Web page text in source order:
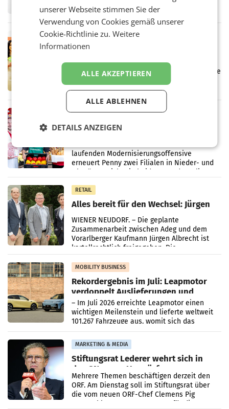
Frühjahr dank Kostensenkungen operativ
wieder Gewinn gemacht und die
Markterwartung deutlich übertroffen.
RETAIL
Eine Bühne für Zirkularität: ARA und
Kreislauffähigkeit
Über den gesamten August hinweg rücken die
Altstoff Recycling Austria AG (ARA) und der
Handelskonzern Müller die Initiative
„Kreislauf-Helden“ in allen österreichischen
RETAIL
Penny modernisiert zwei Filialen in
laufenden Modernisierungsoffensive
erneuert Penny zwei Filialen in Nieder- und
Oberösterreich. Die beiden Standorte liegen
RETAIL
Alles bereit für den Wechsel: Jürgen
Albrecht setzt ab 1.1.2027 auf Adeg
WIENER NEUDORF. – Die geplante
Zusammenarbeit zwischen Adeg und dem
Vorarlberger Kaufmann Jürgen Albrecht ist
kartellrechtlich freigegeben: Die
Bundeswettbewerbsbehörde und der
Bundeskartellanwalt
MOBILITY BUSINESS
Rekordergebnis im Juli: Leapmotor
verdoppelt Auslieferungen und
überschreitet die 100.000er-Marke
– Im Juli 2026 erreichte Leapmotor einen
wichtigen Meilenstein und lieferte weltweit
101.267 Fahrzeuge aus, womit sich das
Ergebnis gegenüber Juli 2025 mehr als
verdoppelte (+102
MARKETING & MEDIA
Stiftungsrat Lederer wehrt sich in
den SN gegen Vorwürfe
Mehrere Themen beschäftigen derzeit den
ORF. Am Dienstag soll im Stiftungsrat über
die vom neuen ORF-Chef Clemens Pig
vorgeschlagenen Besetzungen für die
unserer Webseite stimmen Sie der
Verwendung von Cookies gemäß unserer
Cookie-Richtlinie zu.Weitere
Informationen
ALLE AKZEPTIEREN
ALLE ABLEHNEN
DETAILS ANZEIGEN